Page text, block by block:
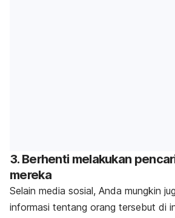
3. Berhenti melakukan
mereka
Selain media sosial, Anda mungkin
informasi tentang orang tersebut di